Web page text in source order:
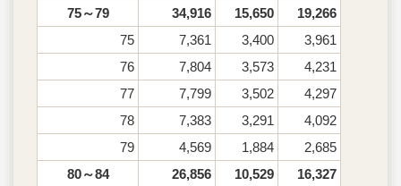
75～79
34,916 15,650
19,266
75
7,361 3,400
3,961
76
7,804 3,573
4,231
77
7,799 3,502
4,297
78
7,383 3,291
4,092
79
4,569 1,884
2,685
80～84
26,856 10,529 16,327